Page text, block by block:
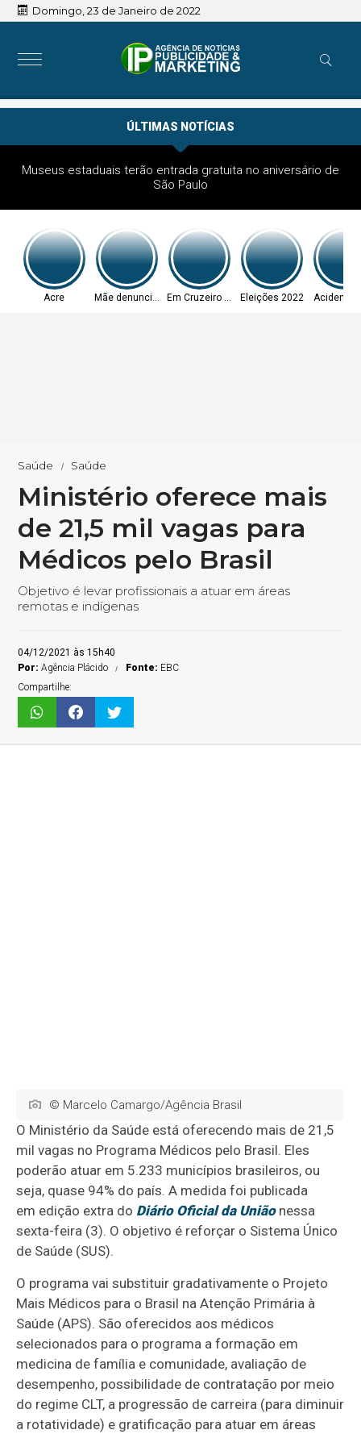
Domingo, 23 de Janeiro de 2022
ÚLTIMAS NOTÍCIAS
Museus estaduais terão entrada gratuita no aniversário de
São Paulo
Acre Mãe denunciou Em Cruzeiro do SulEleições 2022 Acidente
Saúde Saúde
Ministério oferece mais
de 21,5 mil vagas para
Médicos pelo Brasil
Objetivo é levar profissionais a atuar em áreas
remotas e indígenas
04/12/2021 às 15h40
Por: Agência Plácido Fonte: EBC
Compartilhe:
© Marcelo Camargo/Agência Brasil
O Ministério da Saúde está oferecendo mais de 21,5
mil vagas no Programa Médicos pelo Brasil. Eles
poderão atuar em 5.233 municípios brasileiros, ou
seja, quase 94% do país. A medida foi publicada
em edição extra do Diário Oficial da Uniãonessa
sexta-feira (3). O objetivo é reforçar o Sistema Único
de Saúde (SUS).
O programa vai substituir gradativamente o Projeto
Mais Médicos para o Brasil na Atenção Primária à
Saúde (APS). São oferecidos aos médicos
selecionados para o programa a formação em
medicina de família e comunidade, avaliação de
desempenho, possibilidade de contratação por meio
do regime CLT, a progressão de carreira (para diminuir
a rotatividade) e gratificação para atuar em áreas